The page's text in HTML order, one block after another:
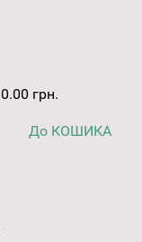
0.00 грн.
До КОШИКА